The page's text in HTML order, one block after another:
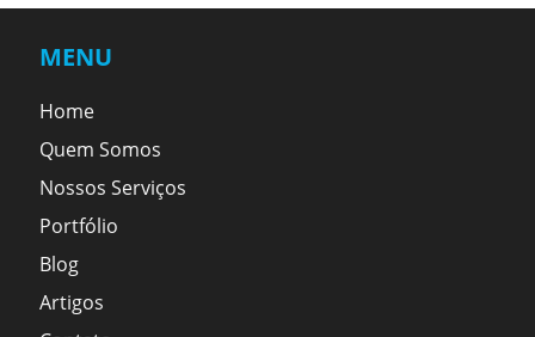
MENU
Home
Quem Somos
Nossos Serviços
Portfólio
Blog
Artigos